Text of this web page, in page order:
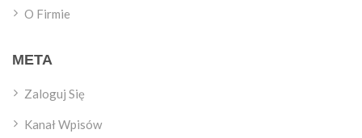
O Firmie
META
Zaloguj Się
Kanał Wpisów